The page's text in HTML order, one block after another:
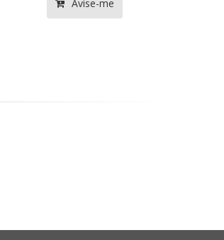
Avise-me